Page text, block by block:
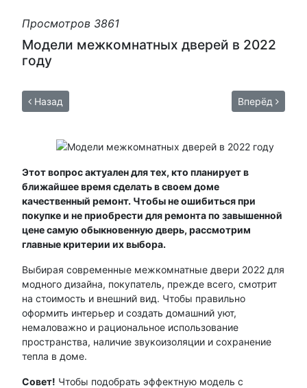
Просмотров 3861
Модели межкомнатных дверей в 2022
году
Назад Вперёд
Этот вопрос актуален для тех, кто планирует в
ближайшее время сделать в своем доме
качественный ремонт. Чтобы не ошибиться при
покупке и не приобрести для ремонта по завышенной
цене самую обыкновенную дверь, рассмотрим
главные критерии их выбора.
Выбирая современные межкомнатные двери 2022 для
модного дизайна, покупатель, прежде всего, смотрит
на стоимость и внешний вид. Чтобы правильно
оформить интерьер и создать домашний уют,
немаловажно и рациональное использование
пространства, наличие звукоизоляции и сохранение
тепла в доме.
Совет! Чтобы подобрать эффектную модель с